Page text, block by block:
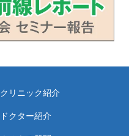
クリニック紹介
ドクター紹介